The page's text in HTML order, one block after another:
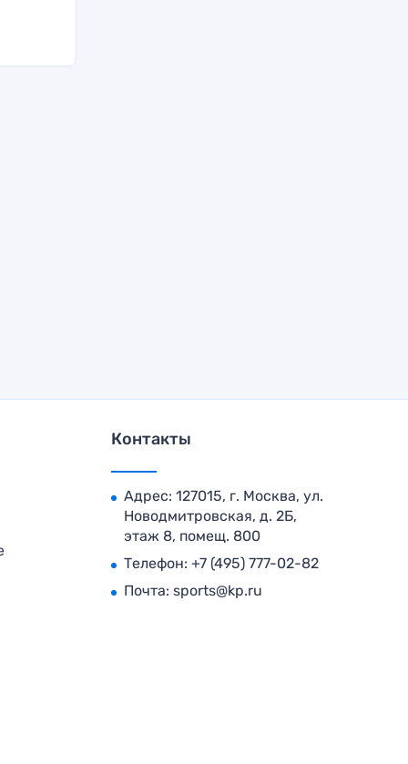
Контакты
Адрес: 127015, г. Москва, ул.
Новодмитровская, д. 2Б,
этаж 8, помещ. 800
Телефон: +7 (495) 777-02-82
Почта: sports@kp.ru